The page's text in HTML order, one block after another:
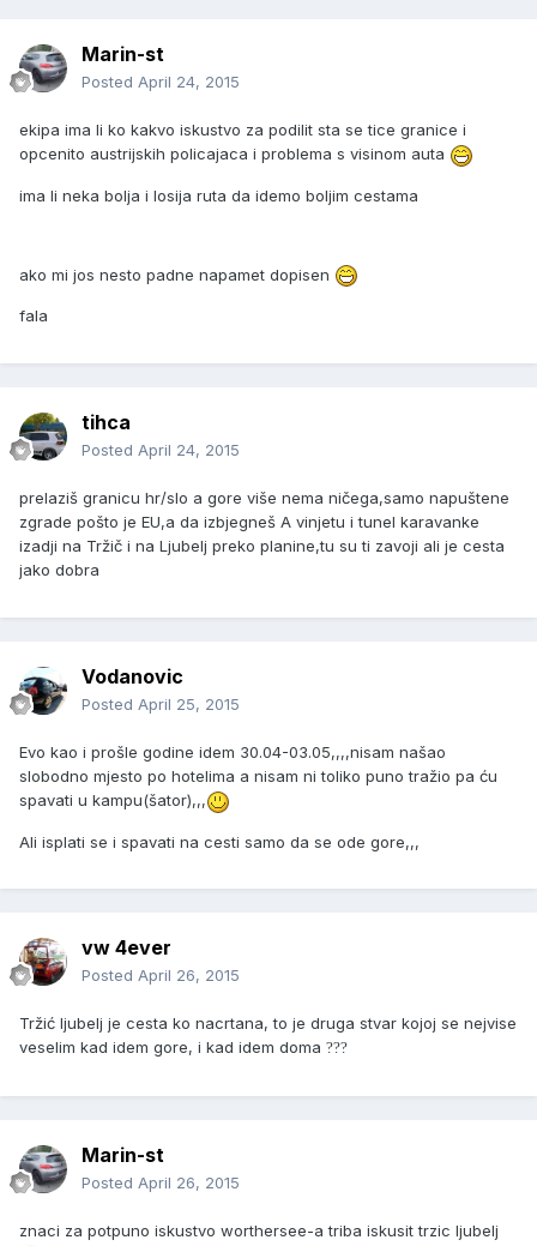
Marin-st
Posted April 24, 2015
ekipa ima li ko kakvo iskustvo za podilit sta se tice granice i
opcenito austrijskih policajaca i problema s visinom auta
ima li neka bolja i losija ruta da idemo boljim cestama
ako mi jos nesto padne napamet dopisen
fala
tihca
Posted April 24, 2015
prelaziš granicu hr/slo a gore više nema ničega,samo napuštene
zgrade pošto je EU,a da izbjegneš A vinjetu i tunel karavanke
izadji na Tržič i na Ljubelj preko planine,tu su ti zavoji ali je cesta
jako dobra
Vodanovic
Posted April 25, 2015
Evo kao i prošle godine idem 30.04-03.05,,,,nisam našao
slobodno mjesto po hotelima a nisam ni toliko puno tražio pa ću
spavati u kampu(šator),,,
Ali isplati se i spavati na cesti samo da se ode gore,,,
vw 4ever
Posted April 26, 2015
Tržić ljubelj je cesta ko nacrtana, to je druga stvar kojoj se nejvise
veselim kad idem gore, i kad idem doma ???
Marin-st
Posted April 26, 2015
znaci za potpuno iskustvo worthersee-a triba iskusit trzic ljubelj